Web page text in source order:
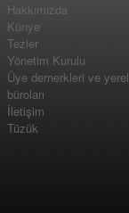
Hakkımızda
Künye
Tezler
Yönetim Kurulu
Üye dernerkleri ve yerel
büroları
İletişim
Tüzük